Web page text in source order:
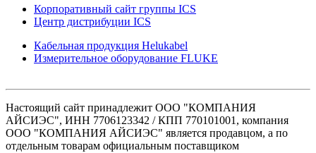
Корпоративный сайт группы ICS
Центр дистрибуции ICS
Кабельная продукция Helukabel
Измерительное оборудование FLUKE
Настоящий сайт принадлежит ООО "КОМПАНИЯ
АЙСИЭС", ИНН 7706123342 / КПП 770101001, компания
ООО "КОМПАНИЯ АЙСИЭС" является продавцом, а по
отдельным товарам официальным поставщиком